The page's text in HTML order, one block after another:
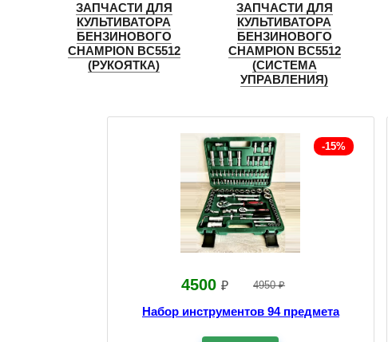
ЗАПЧАСТИ ДЛЯ
КУЛЬТИВАТОРА
БЕНЗИНОВОГО
CHAMPION BC5512
(РУКОЯТКА)
ЗАПЧАСТИ ДЛЯ
КУЛЬТИВАТОРА
БЕНЗИНОВОГО
CHAMPION BC5512
(СИСТЕМА
УПРАВЛЕНИЯ)
-15%
4500 ₽ 4950 ₽
Набор инструментов 94 предмета